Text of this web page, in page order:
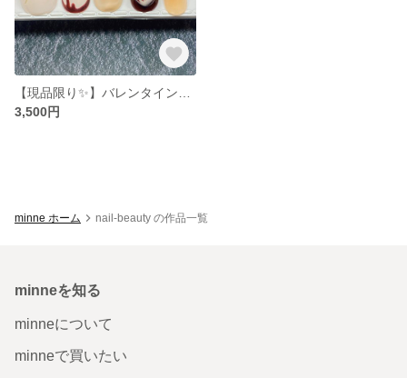
3,500円
minne ホーム nail-beauty の作品一覧
minneを知る
minneについて
minneで買いたい